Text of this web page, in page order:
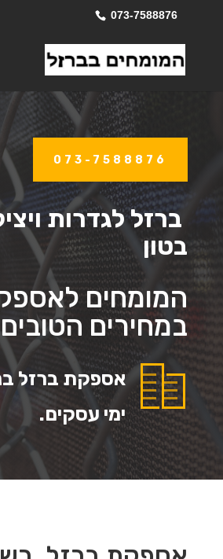
073-7588876
073-7588876
ברזל לגדרות
בטון
המומחים
במחירים
ימי עסקים.